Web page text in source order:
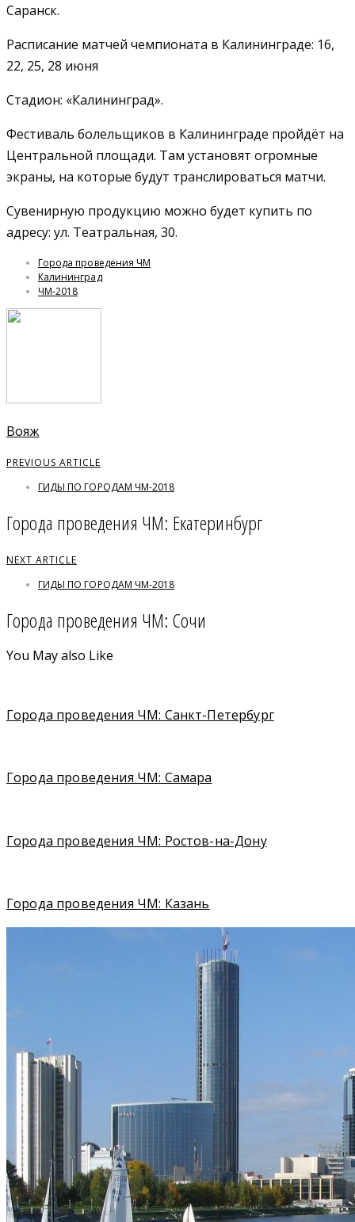
Саранск.
Расписание матчей чемпионата в Калининграде: 16,
22, 25, 28 июня
Стадион: «Калининград».
Фестиваль болельщиков в Калининграде пройдёт на
Центральной площади. Там установят огромные
экраны, на которые будут транслироваться матчи.
Сувенирную продукцию можно будет купить по
адресу: ул. Театральная, 30.
Города проведения ЧМ
Калининград
ЧМ-2018
Вояж
PREVIOUS ARTICLE
ГИДЫ ПО ГОРОДАМ ЧМ-2018
Города проведения ЧМ: Екатеринбург
NEXT ARTICLE
ГИДЫ ПО ГОРОДАМ ЧМ-2018
Города проведения ЧМ: Сочи
You May also Like
Города проведения ЧМ: Санкт-Петербург
Города проведения ЧМ: Самара
Города проведения ЧМ: Ростов-на-Дону
Города проведения ЧМ: Казань